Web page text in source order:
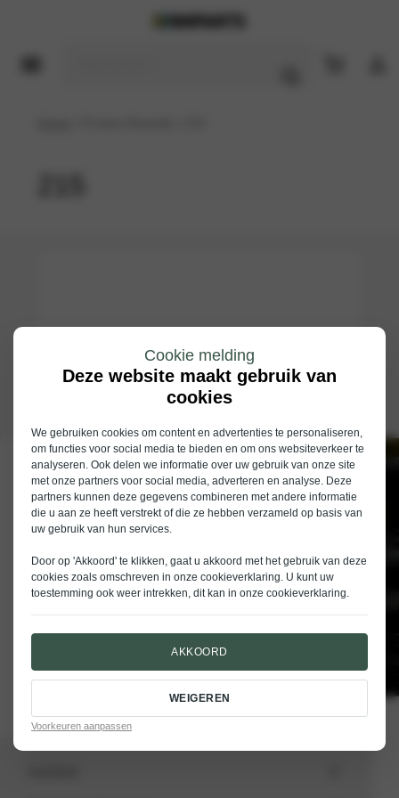
Cookie melding
Deze website maakt gebruik van
cookies
We gebruiken cookies om content en advertenties te personaliseren,
om functies voor social media te bieden en om ons websiteverkeer te
analyseren. Ook delen we informatie over uw gebruik van onze site
met onze partners voor social media, adverteren en analyse. Deze
partners kunnen deze gegevens combineren met andere informatie
die u aan ze heeft verstrekt of die ze hebben verzameld op basis van
uw gebruik van hun services.
Door op 'Akkoord' te klikken, gaat u akkoord met het gebruik van deze
cookies zoals omschreven in onze cookieverklaring. U kunt uw
toestemming ook weer intrekken, dit kan in onze cookieverklaring.
AKKOORD
WEIGEREN
Voorkeuren aanpassen
Schrijf je in voor de nieuwsbrief van
Nieuwenhuijse
E-mailadres
VERSTUREN